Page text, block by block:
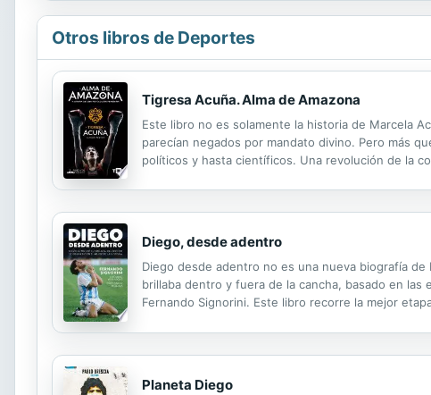
Otros libros de Deportes
Tigresa Acuña. Alma de Amazona
Este libro no es solamente la historia de Marcela
parecían negados por mandato divino. Pero más
políticos y hasta científicos. Una revolución de la
Diego, desde adentro
Diego desde adentro no es una nueva biografía
brillaba dentro y fuera de la cancha, basado en
Fernando Signorini. Este libro recorre la mejor
Planeta Diego